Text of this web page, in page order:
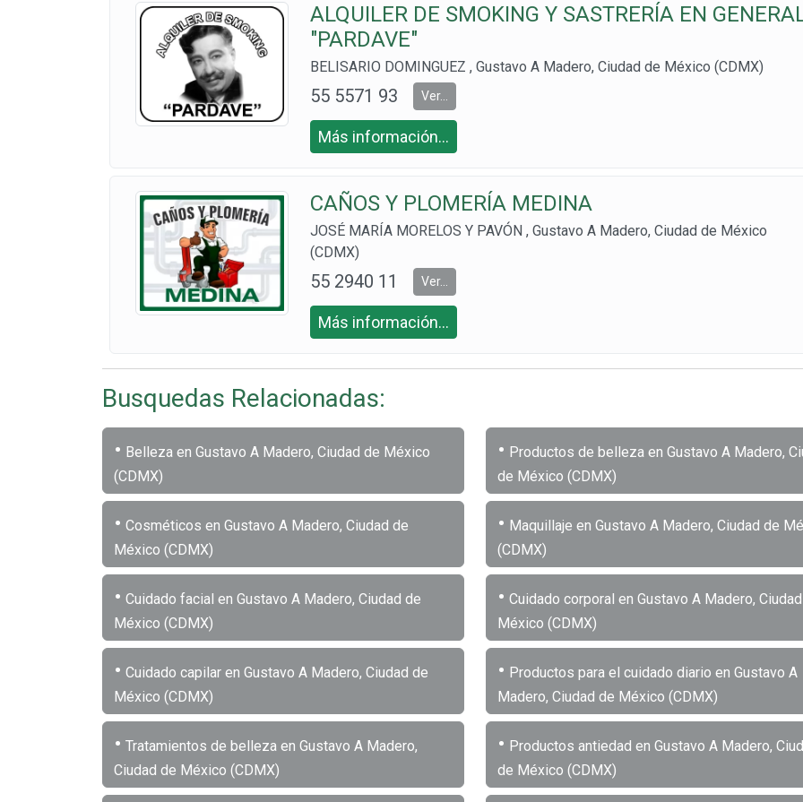
ALQUILER DE SMOKING Y SASTRERÍA EN
"PARDAVE"
BELISARIO DOMINGUEZ , Gustavo A Madero, Ciudad de México (CDMX)
55 5571 93
40 CEL: 55
3470 1722
Ver...
Más información...
CAÑOS Y PLOMERÍA MEDINA
JOSÉ MARÍA MORELOS Y PAVÓN , Gustavo A Madero, Ciudad de México
(CDMX)
55 2940 11
94
Ver...
Más información...
Busquedas Relacionadas:
• Belleza en Gustavo A Madero, Ciudad de México
(CDMX)
• Productos de belleza en Gustavo A Madero,
de México (CDMX)
• Cosméticos en Gustavo A Madero, Ciudad de
México (CDMX)
• Maquillaje en Gustavo A Madero, Ciudad de
(CDMX)
• Cuidado facial en Gustavo A Madero, Ciudad de
México (CDMX)
• Cuidado corporal en Gustavo A Madero,
México (CDMX)
• Cuidado capilar en Gustavo A Madero, Ciudad de
México (CDMX)
• Productos para el cuidado diario en Gustavo A
Madero, Ciudad de México (CDMX)
• Tratamientos de belleza en Gustavo A Madero,
Ciudad de México (CDMX)
• Productos antiedad en Gustavo A Madero,
de México (CDMX)